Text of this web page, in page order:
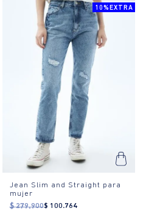
10%EXTRA
Jean Slim and Straight para
mujer
$ 279.900$ 100.764